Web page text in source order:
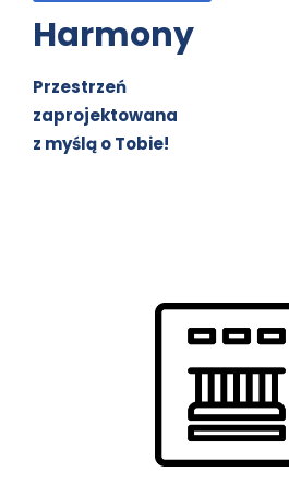
Harmony
Przestrzeń
zaprojektowana
z myślą o Tobie!